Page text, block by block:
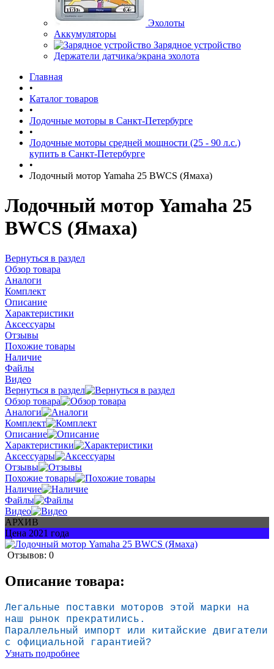
Эхолоты
Аккумуляторы
Зарядное устройство
Держатели датчика/экрана эхолота
Главная
•
Каталог товаров
•
Лодочные моторы в Санкт-Петербурге
•
Лодочные моторы средней мощности (25 - 90 л.с.)
купить в Санкт-Петербурге
•
Лодочный мотор Yamaha 25 BWCS (Ямаха)
Лодочный мотор Yamaha 25
BWCS (Ямаха)
Вернуться в раздел
Обзор товара
Аналоги
Комплект
Описание
Характеристики
Аксессуары
Отзывы
Похожие товары
Наличие
Файлы
Видео
Вернуться в раздел
Обзор товара
Аналоги
Комплект
Описание
Характеристики
Аксессуары
Отзывы
Похожие товары
Наличие
Файлы
Видео
АРХИВ
Цена 2021 года
Отзывов: 0
Описание товара:
Легальные поставки моторов этой марки на
наш рынок прекратились.
Параллельный импорт или китайские двигатели
с официальной гарантией?
Узнать подробнее